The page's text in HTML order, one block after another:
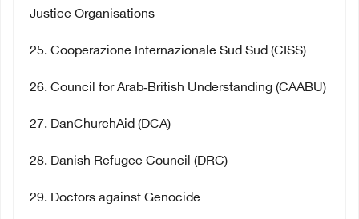
Justice Organisations
25. Cooperazione Internazionale Sud Sud (CISS)
26. Council for Arab‐British Understanding (CAABU)
27. DanChurchAid (DCA)
28. Danish Refugee Council (DRC)
29. Doctors against Genocide